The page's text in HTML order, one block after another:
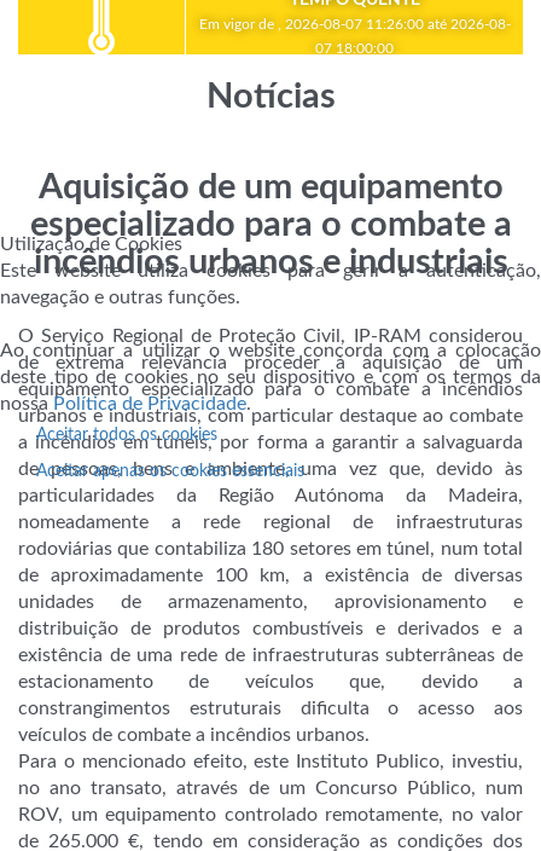
Em vigor de , 2026-08-07 11:26:00 até 2026-08-
07 18:00:00
Notícias
Aquisição de um equipamento
especializado para o combate a
incêndios urbanos e industriais
O Serviço Regional de Proteção Civil, IP-RAM considerou
de extrema relevância proceder à aquisição de um
equipamento especializado para o combate a incêndios
urbanos e industriais, com particular destaque ao combate
a incêndios em túneis, por forma a garantir a salvaguarda
de pessoas, bens e ambiente, uma vez que, devido às
particularidades da Região Autónoma da Madeira,
nomeadamente a rede regional de infraestruturas
rodoviárias que contabiliza 180 setores em túnel, num total
de aproximadamente 100 km, a existência de diversas
unidades de armazenamento, aprovisionamento e
distribuição de produtos combustíveis e derivados e a
existência de uma rede de infraestruturas subterrâneas de
estacionamento de veículos que, devido a
constrangimentos estruturais dificulta o acesso aos
veículos de combate a incêndios urbanos.
Para o mencionado efeito, este Instituto Publico, investiu,
no ano transato, através de um Concurso Público, num
ROV, um equipamento controlado remotamente, no valor
de 265.000 €, tendo em consideração as condições dos
Utilização de Cookies
Este website utiliza cookies para gerir a autenticação,
navegação e outras funções.
Ao continuar a utilizar o website concorda com a colocação
deste tipo de cookies no seu dispositivo e com os termos da
nossa Política de Privacidade.
Aceitar todos os cookies
Aceitar apenas os cookies essenciais